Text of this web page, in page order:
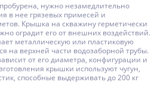
нужно незамедлительно
в нее грязевых примесей и
Крышка на скважину герметически
оградит его от внешних воздействий.
металлическую или пластиковую
на верхней части водозаборной трубы.
от его диаметра, конфигурации и
крышки используют чугун,
способные выдерживать до 200 кг